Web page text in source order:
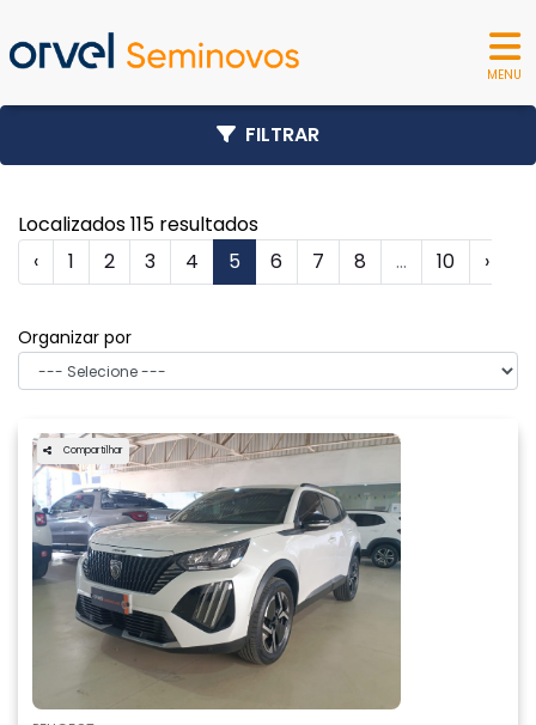
MENU
Localizados 115 resultados
‹
1 2 3 4 5 6 7 8 ... 10 ›
FILTRAR
Organizar por
Compartilhar